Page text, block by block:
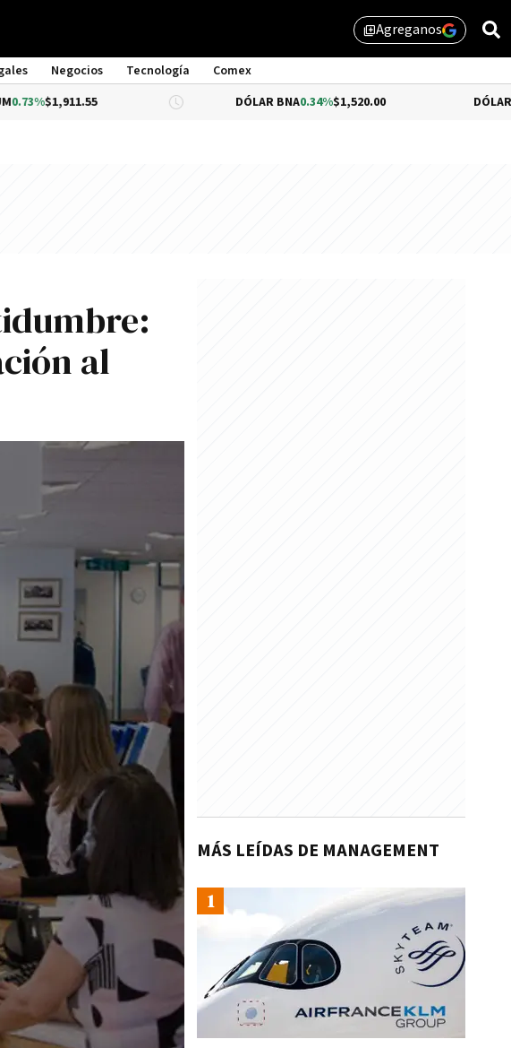
library_addAgreganos
Negocios Tecnología
Comex
DÓLAR BNA 0.34%$1,520.00 DÓLAR BLUE-
al
MÁS LEÍDAS DE MANAGEMENT